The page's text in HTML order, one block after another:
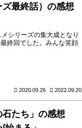
ズ最終話）の感想
シリーズの集大成となり
終回でした。みんな笑顔
2020.09.26 2022.09.20
石たち」の感想